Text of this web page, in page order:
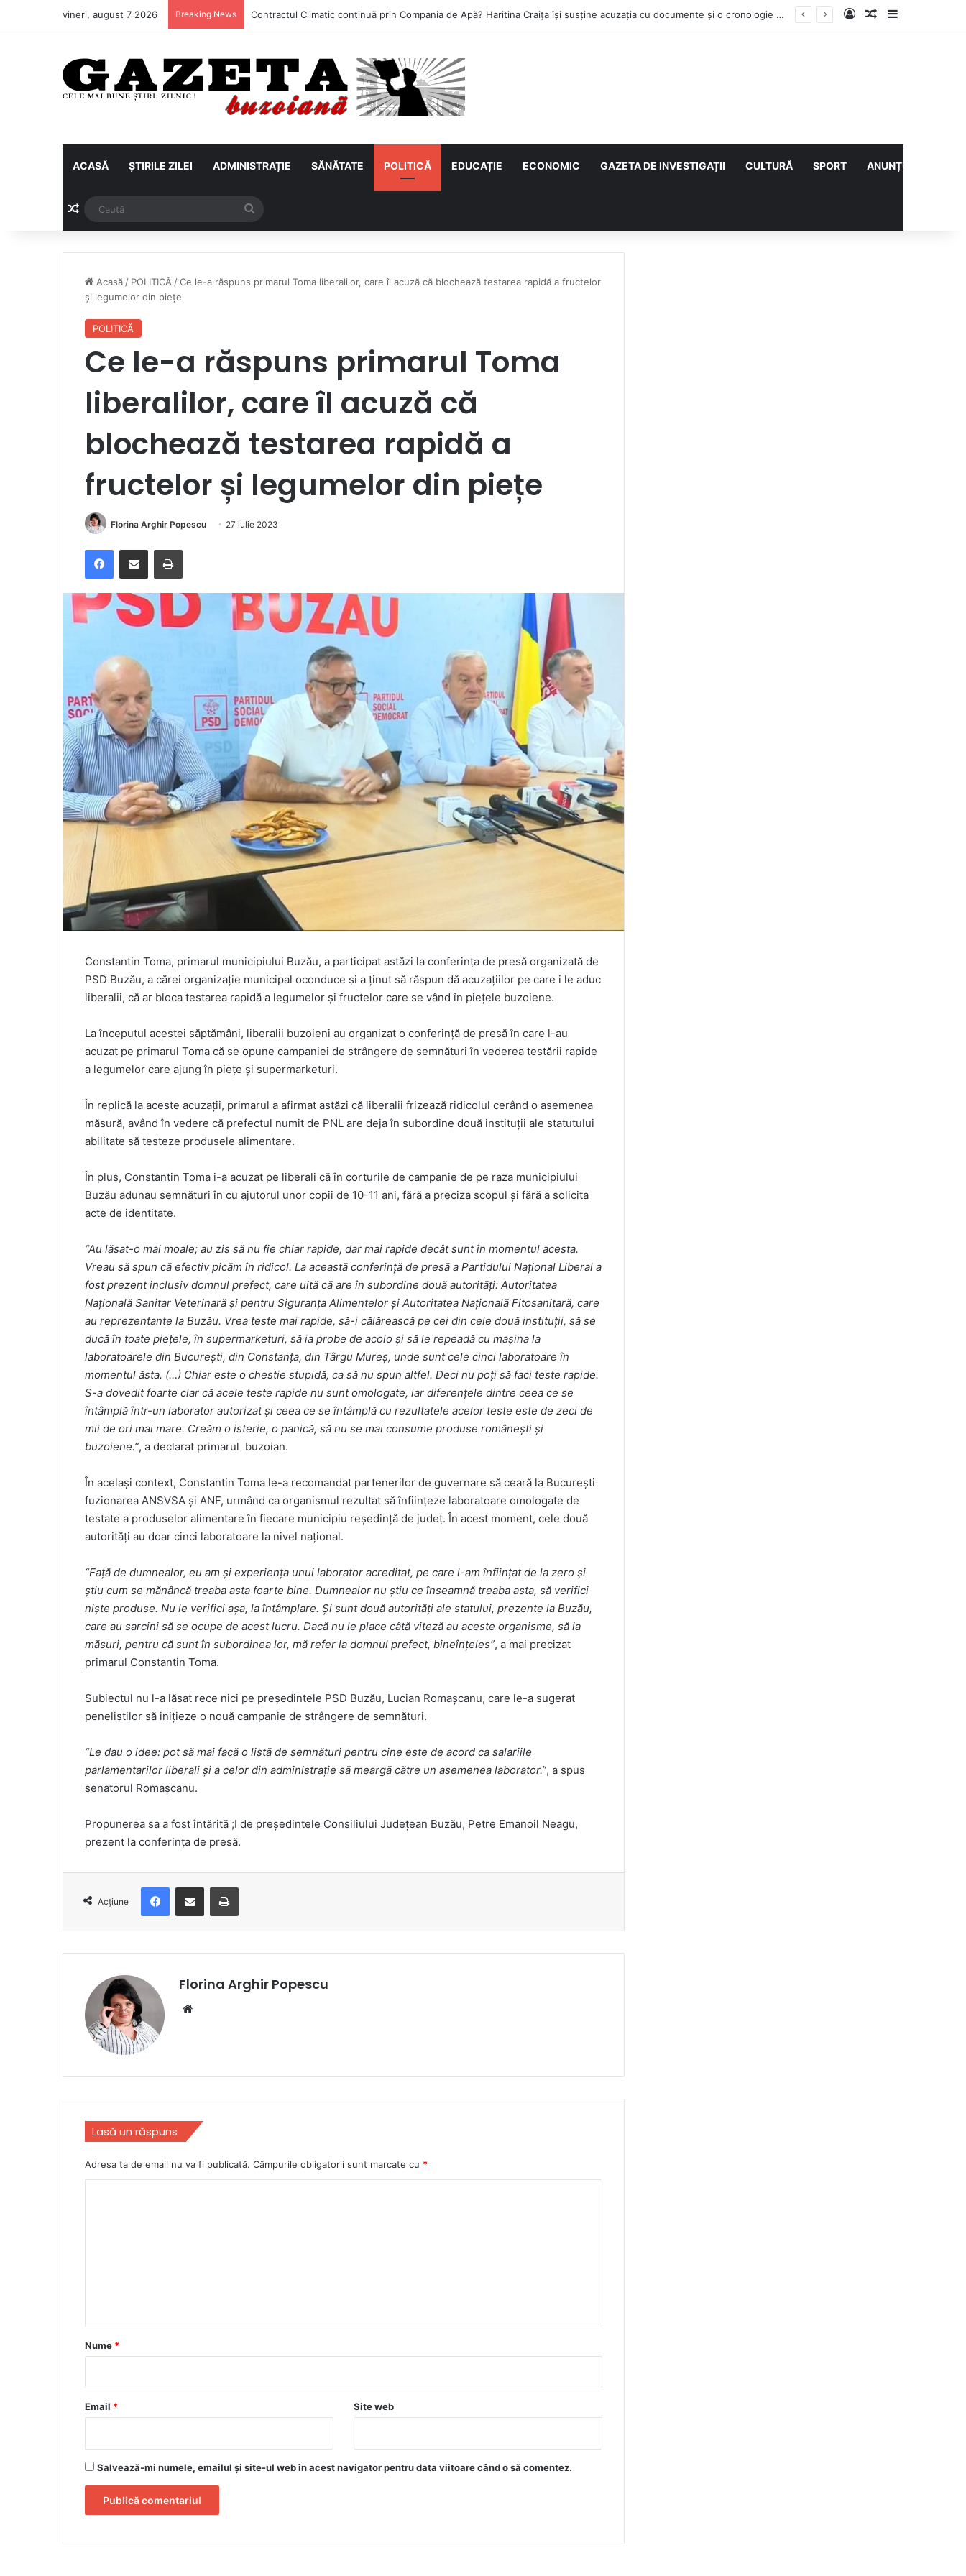
vineri, august 7 2026 Breaking News Contractul Climatic continuă prin Compania de Apă? Haritina Craița își susține acuzația cu documente și o cronologie a deciziilor Log InArticol aleatoriu
Sidebar
ACASĂ ȘTIRILE ZILEI ADMINISTRAȚIE SĂNĂTATE POLITICĂ EDUCAȚIE ECONOMIC GAZETA DE INVESTIGAȚII CULTURĂ SPORT ANUNȚURI
Articol aleatoriu
Acasă / POLITICĂ /Ce le-a răspuns primarul Toma liberalilor, care îl acuză că blochează testarea rapidă a fructelor
și legumelor din piețe
POLITICĂ
Ce le-a răspuns primarul Toma
liberalilor, care îl acuză că
blochează testarea rapidă a
fructelor și legumelor din piețe
Florina Arghir Popescu 27 iulie 2023
FacebookDistribuie prin e-mail Imprimare
Constantin Toma, primarul municipiului Buzău, a participat astăzi la conferința de presă organizată de
PSD Buzău, a cărei organizație municipal oconduce și a ținut să răspun dă acuzațiilor pe care i le aduc
liberalii, că ar bloca testarea rapidă a legumelor și fructelor care se vând în piețele buzoiene.
La începutul acestei săptămâni, liberalii buzoieni au organizat o conferință de presă în care l-au
acuzat pe primarul Toma că se opune campaniei de strângere de semnături în vederea testării rapide
a legumelor care ajung în piețe și supermarketuri.
În replică la aceste acuzații, primarul a afirmat astăzi că liberalii frizează ridicolul cerând o asemenea
măsură, având în vedere că prefectul numit de PNL are deja în subordine două instituții ale statutului
abilitate să testeze produsele alimentare.
În plus, Constantin Toma i-a acuzat pe liberali că în corturile de campanie de pe raza municipiului
Buzău adunau semnături în cu ajutorul unor copii de 10-11 ani, fără a preciza scopul și fără a solicita
acte de identitate.
“Au lăsat-o mai moale; au zis să nu fie chiar rapide, dar mai rapide decât sunt în momentul acesta.
Vreau să spun că efectiv picăm în ridicol. La această conferință de presă a Partidului Național Liberal a
fost prezent inclusiv domnul prefect, care uită că are în subordine două autorități: Autoritatea
Națională Sanitar Veterinară și pentru Siguranța Alimentelor și Autoritatea Națională Fitosanitară, care
au reprezentante la Buzău. Vrea teste mai rapide, să-i călărească pe cei din cele două instituții, să se
ducă în toate piețele, în supermarketuri, să ia probe de acolo și să le repeadă cu mașina la
laboratoarele din București, din Constanța, din Târgu Mureș, unde sunt cele cinci laboratoare în
momentul ăsta. (…) Chiar este o chestie stupidă, ca să nu spun altfel. Deci nu poți să faci teste rapide.
S-a dovedit foarte clar că acele teste rapide nu sunt omologate, iar diferențele dintre ceea ce se
întâmplă într-un laborator autorizat și ceea ce se întâmplă cu rezultatele acelor teste este de zeci de
mii de ori mai mare. Creăm o isterie, o panică, să nu se mai consume produse românești și
buzoiene.”, a declarat primarul buzoian.
În același context, Constantin Toma le-a recomandat partenerilor de guvernare să ceară la București
fuzionarea ANSVSA și ANF, urmând ca organismul rezultat să înființeze laboratoare omologate de
testate a produselor alimentare în fiecare municipiu reședință de județ. În acest moment, cele două
autorități au doar cinci laboratoare la nivel național.
“Față de dumnealor, eu am și experiența unui laborator acreditat, pe care l-am înființat de la zero și
știu cum se mănâncă treaba asta foarte bine. Dumnealor nu știu ce înseamnă treaba asta, să verifici
niște produse. Nu le verifici așa, la întâmplare. Și sunt două autorități ale statului, prezente la Buzău,
care au sarcini să se ocupe de acest lucru. Dacă nu le place câtă viteză au aceste organisme, să ia
măsuri, pentru că sunt în subordinea lor, mă refer la domnul prefect, bineînțeles”, a mai precizat
primarul Constantin Toma.
Subiectul nu l-a lăsat rece nici pe președintele PSD Buzău, Lucian Romașcanu, care le-a sugerat
peneliștilor să inițieze o nouă campanie de strângere de semnături.
“Le dau o idee: pot să mai facă o listă de semnături pentru cine este de acord ca salariile
parlamentarilor liberali și a celor din administrație să meargă către un asemenea laborator.”, a spus
senatorul Romașcanu.
Propunerea sa a fost întărită ;I de președintele Consiliului Județean Buzău, Petre Emanoil Neagu,
prezent la conferința de presă.
Acțiune
FacebookDistribuie prin e-mail Imprimare
Florina Arghir Popescu
Lasă un răspuns
Adresa ta de email nu va fi publicată. Câmpurile obligatorii sunt marcate cu *
r
*
Nume *
Email * Site web
Salvează-mi numele, emailul și site-ul web în acest navigator pentru data viitoare când o să comentez.